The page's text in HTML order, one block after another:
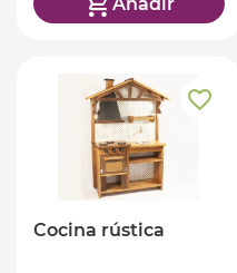
Cocina rústica